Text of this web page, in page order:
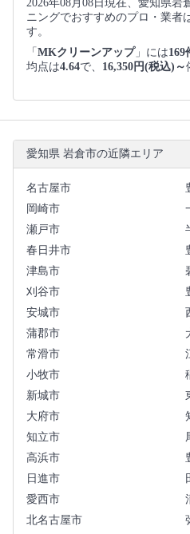
2026年08月08日現在、愛知県岩
ニングでおすすめのプロ・業者
す。
「 MKクリーンアップ」には169
均点は4.64で、 16,350円(税込)～
愛知県 岩倉市の近隣エリア
名古屋市
岡崎市
瀬戸市
春日井市
津島市
刈谷市
安城市
蒲郡市
常滑市
小牧市
新城市
大府市
知立市
高浜市
日進市
愛西市
北名古屋市